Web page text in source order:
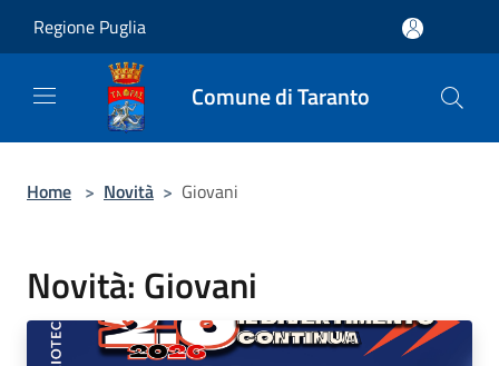
Regione Puglia
Comune di Taranto
Home > Novità > Giovani
Novità: Giovani